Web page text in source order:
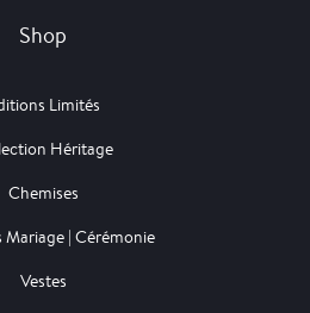
Shop
Limités
Héritage
Chemises
Mariage | Cérémonie
Vestes